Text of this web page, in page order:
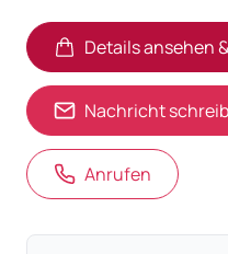
Details ansehen
(öffnet
(öffnet
Nachricht
Anrufen